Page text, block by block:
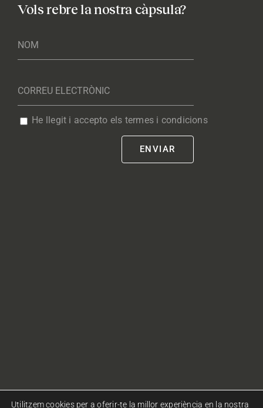
Vols rebre la nostra càpsula?
He llegit i accepto els termes i condicions
Utilitzem cookies per a oferir-te la millor experiència en la nostra